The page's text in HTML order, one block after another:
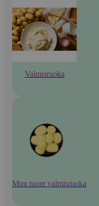
Valmisruoka
Muu tuore valmisruoka